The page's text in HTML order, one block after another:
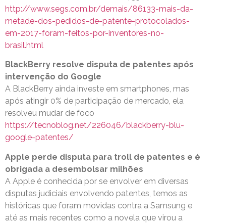
http://www.segs.com.br/demais/86133-mais-da-
metade-dos-pedidos-de-patente-protocolados-
em-2017-foram-feitos-por-inventores-no-
brasil.html
BlackBerry resolve disputa de patentes após
intervenção do Google
A BlackBerry ainda investe em smartphones, mas
após atingir 0% de participação de mercado, ela
resolveu mudar de foco
https://tecnoblog.net/226046/blackberry-blu-
google-patentes/
Apple perde disputa para troll de patentes e é
obrigada a desembolsar milhões
A Apple é conhecida por se envolver em diversas
disputas judiciais envolvendo patentes, temos as
históricas que foram movidas contra a Samsung e
até as mais recentes como a novela que virou a